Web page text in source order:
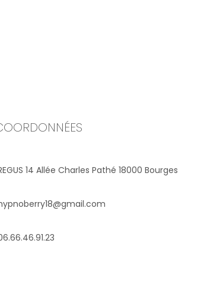
14 Allée Charles Pathé 18000 Bourges